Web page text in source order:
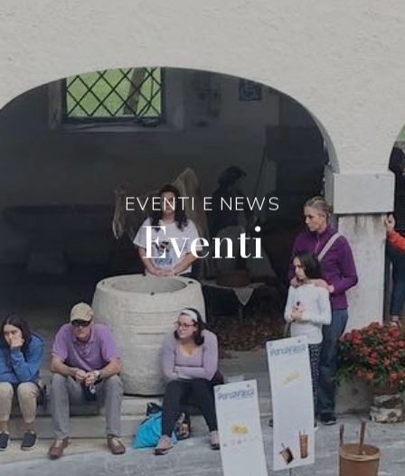
EVENTI E NEWS
Eventi